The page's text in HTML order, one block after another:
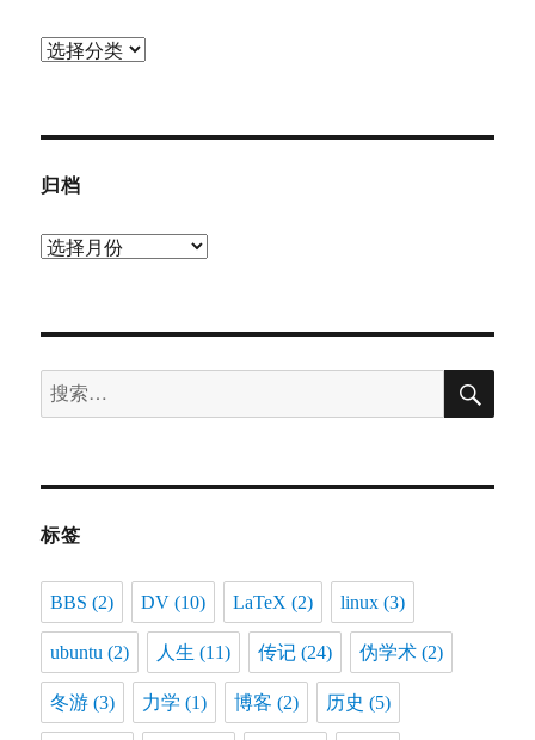
分
归档
归
搜
索：
搜
标签
BBS (2) DV (10) LaTeX (2) linux (3)
ubuntu (2) 人生 (11) 传记 (24) 伪学术 (2)
冬游 (3) 力学 (1) 博客 (2) 历史 (5)